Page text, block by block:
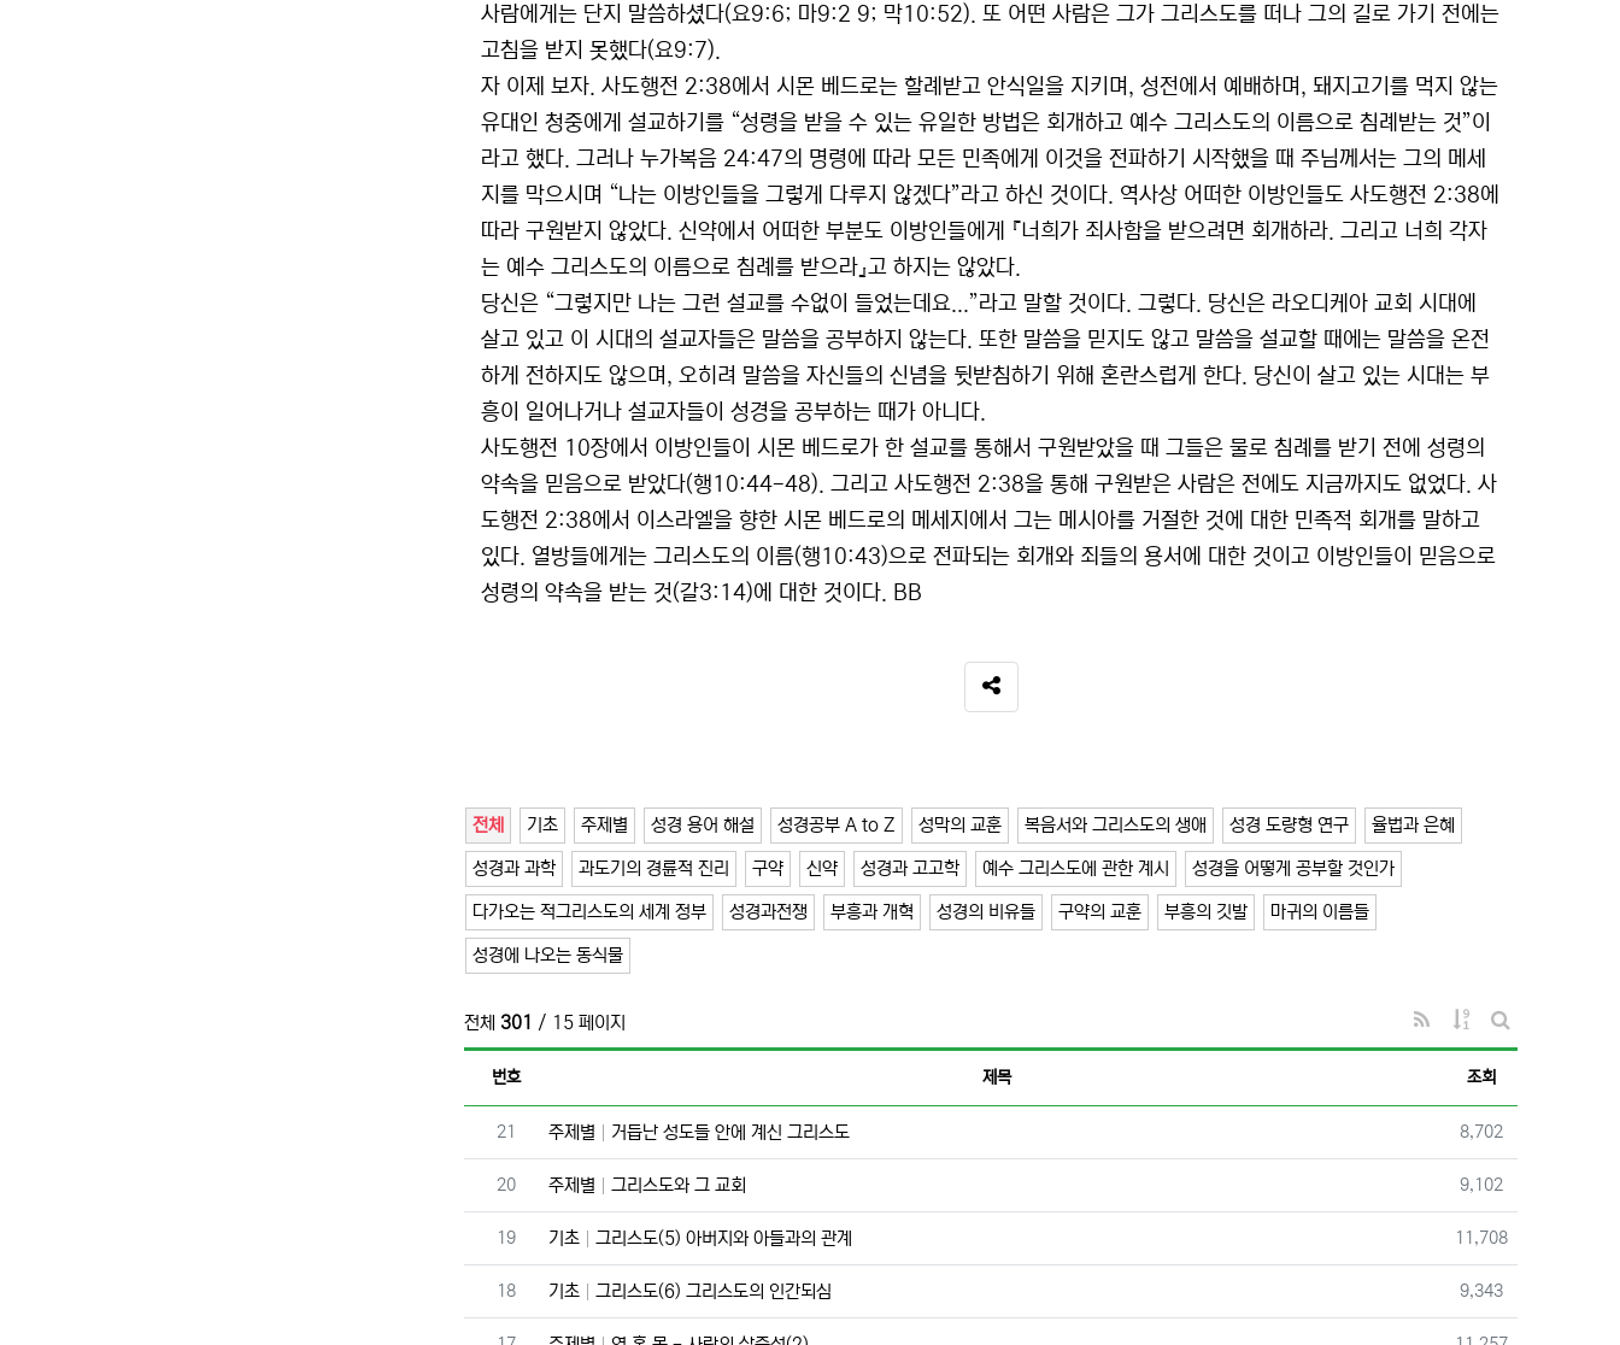
사람에게는 단지 말씀하셨다(요9:6; 마9:2 9; 막10:52). 또 어떤 사람은 그가 그리스도를 떠나 그의 길로 가기 전에는
고침을 받지 못했다(요9:7).
자 이제 보자. 사도행전 2:38에서 시몬 베드로는 할례받고 안식일을 지키며, 성전에서 예배하며, 돼지고기를 먹지 않는
유대인 청중에게 설교하기를 “성령을 받을 수 있는 유일한 방법은 회개하고 예수 그리스도의 이름으로 침례받는 것”이
라고 했다. 그러나 누가복음 24:47의 명령에 따라 모든 민족에게 이것을 전파하기 시작했을 때 주님께서는 그의 메세
지를 막으시며 “나는 이방인들을 그렇게 다루지 않겠다”라고 하신 것이다. 역사상 어떠한 이방인들도 사도행전 2:38에
따라 구원받지 않았다. 신약에서 어떠한 부분도 이방인들에게 『너희가 죄사함을 받으려면 회개하라. 그리고 너희 각자
는 예수 그리스도의 이름으로 침례를 받으라』고 하지는 않았다.
당신은 “그렇지만 나는 그런 설교를 수없이 들었는데요...”라고 말할 것이다. 그렇다. 당신은 라오디케아 교회 시대에
살고 있고 이 시대의 설교자들은 말씀을 공부하지 않는다. 또한 말씀을 믿지도 않고 말씀을 설교할 때에는 말씀을 온전
하게 전하지도 않으며, 오히려 말씀을 자신들의 신념을 뒷받침하기 위해 혼란스럽게 한다. 당신이 살고 있는 시대는 부
흥이 일어나거나 설교자들이 성경을 공부하는 때가 아니다.
사도행전 10장에서 이방인들이 시몬 베드로가 한 설교를 통해서 구원받았을 때 그들은 물로 침례를 받기 전에 성령의
약속을 믿음으로 받았다(행10:44-48). 그리고 사도행전 2:38을 통해 구원받은 사람은 전에도 지금까지도 없었다. 사
도행전 2:38에서 이스라엘을 향한 시몬 베드로의 메세지에서 그는 메시아를 거절한 것에 대한 민족적 회개를 말하고
있다. 열방들에게는 그리스도의 이름(행10:43)으로 전파되는 회개와 죄들의 용서에 대한 것이고 이방인들이 믿음으로
성령의 약속을 받는 것(갈3:14)에 대한 것이다. BB
SNS 공유
전체 기초 주제별 성경 용어 해설 성경공부 A to Z 성막의 교훈 복음서와 그리스도의 생애 성경 도량형 연구 율법과 은혜
성경과 과학 과도기의 경륜적 진리 구약 신약 성경과 고고학 예수 그리스도에 관한 계시 성경을 어떻게 공부할 것인가
다가오는 적그리스도의 세계 정부 성경과전쟁 부흥과 개혁 성경의 비유들 구약의 교훈 부흥의 깃발 마귀의 이름들
성경에 나오는 동식물
전체 301 / 15 페이지 RSS
게시물 정렬
게시판 검색
번호
제목 조회
번호
21 주제별 거듭난 성도들 안에 계신 그리스도 조회
8,702
번호
20 주제별 그리스도와 그 교회 조회
9,102
번호
19 기초 그리스도(5) 아버지와 아들과의 관계 조회
11,708
번호
18 기초 그리스도(6) 그리스도의 인간되심 조회
9,343